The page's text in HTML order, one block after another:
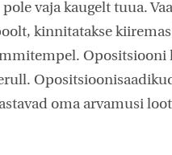
vaja kaugelt tuua.
kinnitatakse
Opositsiooni
oma arvamusi